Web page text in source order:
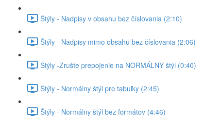
Štýly - Nadpisy v obsahu bez číslovania (2:10)
Štýly - Nadpisy mimo obsahu bez číslovania (2:06)
Štýly -Zrušte prepojenie na NORMÁLNY štýl (0:40)
Štýly - Normálny štýl pre tabuľky (2:45)
Štýly - Normálny štýl bez formátov (4:46)